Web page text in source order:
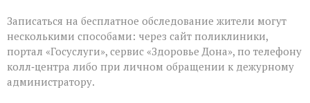
Записаться на бесплатное обследование жители могут
несколькими способами: через сайт поликлиники,
портал «Госуслуги», сервис «Здоровье Дона», по телефону
колл‑центра либо при личном обращении к дежурному
администратору.